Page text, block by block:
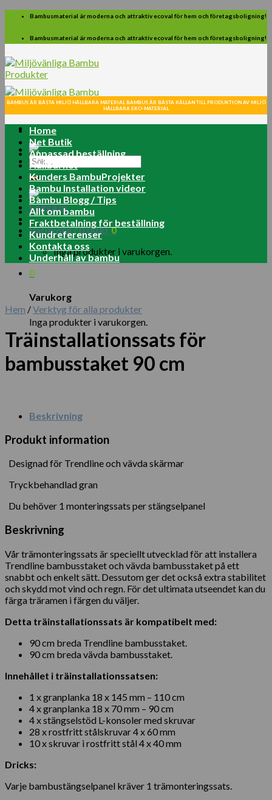
Skip
content
Bambusmaterial är moderna och attraktiv ecoval för hem och företagsboligning!
Bambusmaterial är moderna och attraktiv ecoval för hem och företagsboligning!
Sök
efter:
Logga in
Varukorg /0.00kr0
Inga produkter i varukorgen.
0
Varukorg
Inga produkter i varukorgen.
BAMBUS ÄR BÄSTA MILJÖ HÅLLBARA MATERIAL BAMBUS ÄR BÄSTA KÄLLAN TILL PRODUKTION AV MILJÖ
HÅLLBARA EKO-MATERIAL
Home
Net Butik
Anpassad beställning
Hållbarhet
Kunders BambuProjekter
Bambu Installation videor
Bambu Blogg / Tips
Allt om bambu
Fraktbetalning för beställning
Kundreferenser
Kontakta oss
Underhåll av bambu
Hem /Verktyg för alla produkter
Träinstallationssats för
bambusstaket 90 cm
Beskrivning
Produkt information
Designad för Trendline och vävda skärmar
Tryckbehandlad gran
Du behöver 1 monteringssats per stängselpanel
Beskrivning
Vår trämonteringssats är speciellt utvecklad för att installera
Trendline bambusstaket och vävda bambusstaket på ett
snabbt och enkelt sätt. Dessutom ger det också extra stabilitet
och skydd mot vind och regn. För det ultimata utseendet kan du
färga träramen i färgen du väljer.
Detta träinstallationssats är kompatibelt med:
90 cm breda Trendline bambusstaket.
90 cm breda vävda bambusstaket.
Innehållet i träinstallationssatsen:
1 x granplanka 18 x 145 mm – 110 cm
4 x granplanka 18 x 70 mm – 90 cm
4 x stängselstöd L-konsoler med skruvar
28 x rostfritt stålskruvar 4 x 60 mm
10 x skruvar i rostfritt stål 4 x 40 mm
Dricks:
Varje bambustängselpanel kräver 1 trämonteringssats.